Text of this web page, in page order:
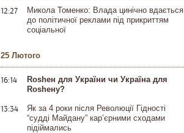
12:27
Микола Томенко: Влада цинічно вдається
до політичної реклами під прикриттям
соціальної
25 Лютого
16:14
Rosheн для України чи Україна для
Rosheну?
13:34
Як за 4 роки після Революції Гідності
“судді Майдану” кар’єрними сходами
підіймались